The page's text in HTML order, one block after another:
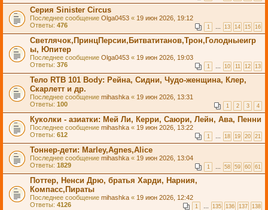
Серия Sinister Circus
Последнее сообщение Olga0453 « 19 июн 2026, 19:12
Ответы: 476 1 … 13 14 15 16
Светлячок,ПринцПерсии,Битватитанов,Трон,Голодныеигр
ы, Юпитер
Последнее сообщение Olga0453 « 19 июн 2026, 19:03
Ответы: 376 1 … 10 11 12 13
Тело RTB 101 Body: Рейна, Сидни, Чудо-женщина, Клер,
Скарлетт и др.
Последнее сообщение mihashka « 19 июн 2026, 13:31
Ответы: 100 1 2 3 4
Куколки - азиатки: Мей Ли, Керри, Саюри, Лейн, Ава, Пенни
Последнее сообщение mihashka « 19 июн 2026, 13:22
Ответы: 612 1 … 18 19 20 21
Тоннер-дети: Marley,Agnes,Alice
Последнее сообщение mihashka « 19 июн 2026, 13:04
Ответы: 1829 1 … 58 59 60 61
Поттер, Ненси Дрю, братья Харди, Нарния,
Компасс,Пираты
Последнее сообщение mihashka « 19 июн 2026, 12:42
Ответы: 4126 1 … 135 136 137 138